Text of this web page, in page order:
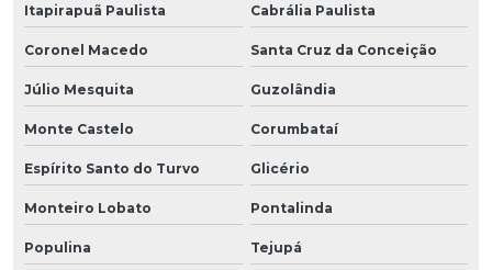
Itapirapuã Paulista Cabrália Paulista
Coronel Macedo Santa Cruz da Conceição
Júlio Mesquita Guzolândia
Monte Castelo Corumbataí
Espírito Santo do Turvo Glicério
Monteiro Lobato Pontalinda
Populina Tejupá